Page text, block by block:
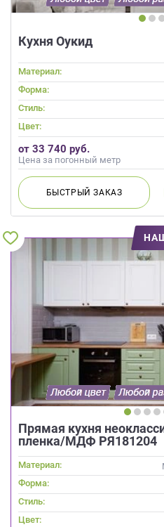
Кухня Оукид
Материал:
Форма:
Стиль:
Цвет:
от 33 740 руб.
Цена за погонный метр
БЫСТРЫЙЗАКАЗ
Прямая кухня
пленка/МДФ РЯ181204
Материал:
Форма:
Стиль:
Цвет: